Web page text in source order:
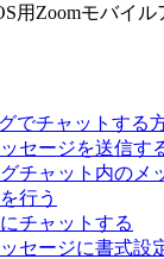
用Zoomモバイル
でチャットする
セージを送信す
チャット内のメ
行う
チャットする
セージに書式設